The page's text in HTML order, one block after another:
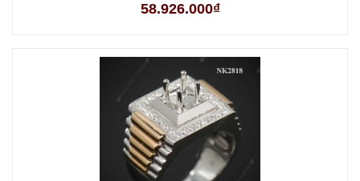
58.926.000₫